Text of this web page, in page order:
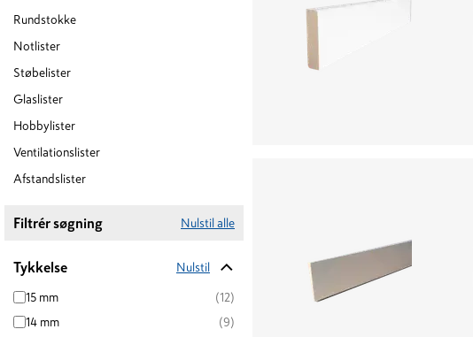
Rundstokke
Notlister
Støbelister
Glaslister
Hobbylister
Ventilationslister
Afstandslister
Filtrér søgning Nulstil alle
Tykkelse Nulstil
15 mm
(12)
14 mm
(9)